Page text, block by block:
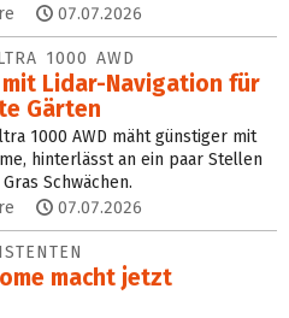
07.07.2026
1000 AWD
Lidar-Navigation für
Gärten
1000 AWD mäht günstiger mit
hinterlässt an ein paar Stellen
Schwächen.
07.07.2026
macht jetzt